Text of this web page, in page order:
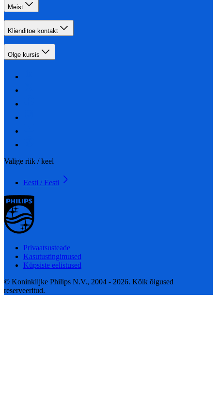
Meist
Klienditoe kontakt
Olge kursis
Valige riik / keel
Eesti / Eesti
Privaatsusteade
Kasutustingimused
Küpsiste eelistused
© Koninklijke Philips N.V., 2004 - 2026. Kõik õigused
reserveeritud.